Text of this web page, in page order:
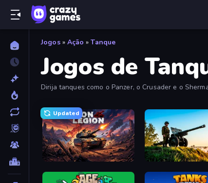
Jogos » Ação » Tanque
Jogos de
Dirija tanques como o Panzer, o Crusader e o
Updated
Iron Legion Artillery Vs Tanks